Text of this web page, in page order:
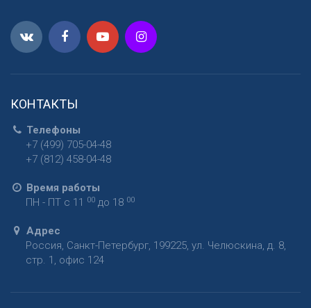
КОНТАКТЫ
Телефоны
+7 (499) 705-04-48
+7 (812) 458-04-48
Время работы
ПН - ПТ с 11
00 до 18 00
Адрес
Россия, Санкт-Петербург, 199225, ул. Челюскина, д. 8,
стр. 1, офис 124